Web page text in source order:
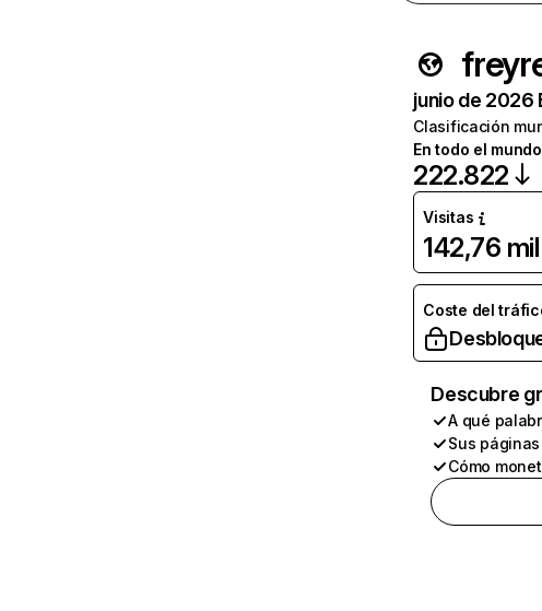
junio de
Clasificación
En todo el mundo
222.822
Visitas
142,76 mil
Coste del
Descubre
A qué
Sus
Cómo